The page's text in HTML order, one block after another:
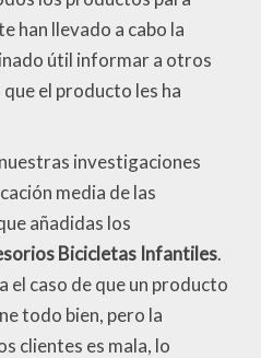
han llevado a cabo la
útil informar a otros
el producto les ha
nuestras investigaciones
media de las
añadidas los
Bicicletas Infantiles.
el caso de que un producto
todo bien, pero la
clientes es mala, lo